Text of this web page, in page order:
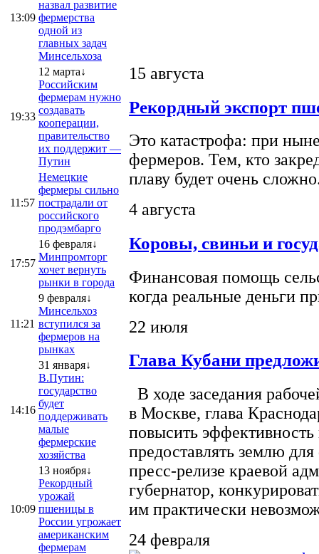
13:09
назвал развитие
фермерства
одной из
главных задач
Минсельхоза
19:33
12 марта↓
Российским
фермерам нужно
создавать
кооперации,
правительство
их поддержит —
Путин
11:57
Немецкие
фермеры сильно
пострадали от
российского
продэмбарго
17:57
16 февраля↓
Минпромторг
хочет вернуть
рынки в города
11:21
9 февраля↓
Минсельхоз
вступился за
фермеров на
рынках
14:16
31 января↓
В.Путин:
государство
будет
поддерживать
малые
фермерские
хозяйства
10:09
13 ноября↓
Рекордный
урожай
пшеницы в
России угрожает
американским
фермерам
15 августа
Рекордный экспорт
Это катастрофа: при
фермеров. Тем, кто
плаву будет очень
4 августа
Коровы, свиньи и
Финансовая помощь
когда реальные деньги
22 июля
Глава Кубани
В ходе заседания
в Москве, глава
повысить эффективность
предоставлять землю
пресс-релизе краевой
губернатор,
им практически
24 февраля